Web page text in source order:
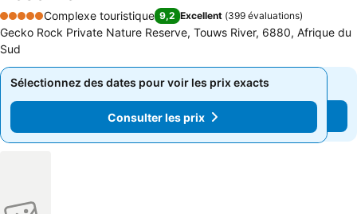
5 Étoiles
Complexe touristique 9,2 Excellent (399 évaluations)
Gecko Rock Private Nature Reserve, Touws River, 6880, Afrique du
Sud
Sélectionnez des dates pour voir les prix exacts
Consulter les prix
Sélectionnez des dates pour voir les prix exacts
Consulter les prix